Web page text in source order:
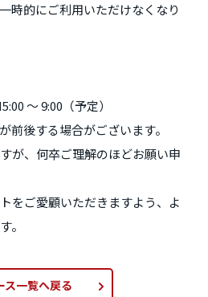
時的にご利用いただけなくなり
～ 9:00（予定）
後する場合がございます。
が、何卒ご理解のほどお願い申
をご愛顧いただきますよう、よ
。
ス一覧へ戻る